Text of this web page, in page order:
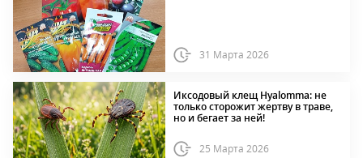
31 Марта 2026
Иксодовый клещ Hyalomma: не
только сторожит жертву в траве,
но и бегает за ней!
25 Марта 2026